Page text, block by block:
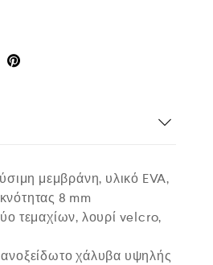
μεμβράνη, υλικό EVA,
8 mm
τεμαχίων, λουρί velcro,
χάλυβα υψηλής